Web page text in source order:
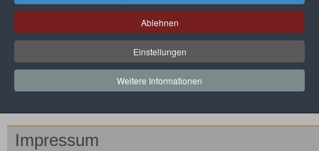
Neunkircher
ORGANISATION
Aktuelle Seite:Impressum
Impressum
Ablehnen
Einstellungen
Weitere Informationen